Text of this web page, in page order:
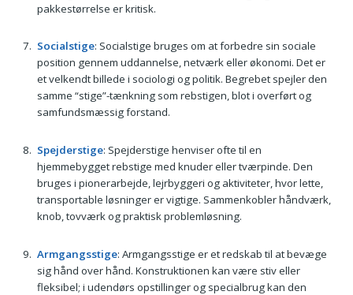
pakkestørrelse er kritisk.
Socialstige: Socialstige bruges om at forbedre sin sociale
position gennem uddannelse, netværk eller økonomi. Det er
et velkendt billede i sociologi og politik. Begrebet spejler den
samme “stige”-tænkning som rebstigen, blot i overført og
samfundsmæssig forstand.
Spejderstige: Spejderstige henviser ofte til en
hjemmebygget rebstige med knuder eller tværpinde. Den
bruges i pionerarbejde, lejrbyggeri og aktiviteter, hvor lette,
transportable løsninger er vigtige. Sammenkobler håndværk,
knob, tovværk og praktisk problemløsning.
Armgangsstige: Armgangsstige er et redskab til at bevæge
sig hånd over hånd. Konstruktionen kan være stiv eller
fleksibel; i udendørs opstillinger og specialbrug kan den